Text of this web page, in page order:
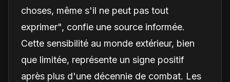
choses, même s'il ne peut pas tout
exprimer", confie une source informée.
Cette sensibilité au monde extérieur, bien
que limitée, représente un signe positif
après plus d'une décennie de combat. Les